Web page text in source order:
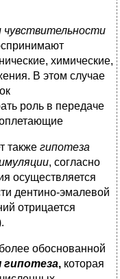
чувствительности
химические,
В этом случае
роль в передаче
также гипотеза
, согласно
осуществляется
дентино-эмалевой
отрицается
обоснованной
гипотеза, которая